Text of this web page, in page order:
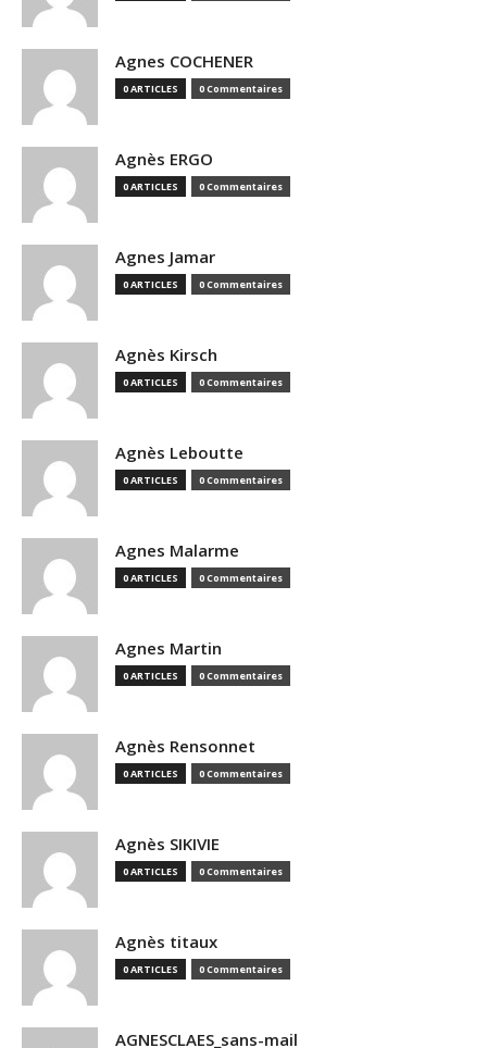
Agnes COCHENER
0 ARTICLES 0 Commentaires
Agnès ERGO
0 ARTICLES 0 Commentaires
Agnes Jamar
0 ARTICLES 0 Commentaires
Agnès Kirsch
0 ARTICLES 0 Commentaires
Agnès Leboutte
0 ARTICLES 0 Commentaires
Agnes Malarme
0 ARTICLES 0 Commentaires
Agnes Martin
0 ARTICLES 0 Commentaires
Agnès Rensonnet
0 ARTICLES 0 Commentaires
Agnès SIKIVIE
0 ARTICLES 0 Commentaires
Agnès titaux
0 ARTICLES 0 Commentaires
AGNESCLAES_sans-mail